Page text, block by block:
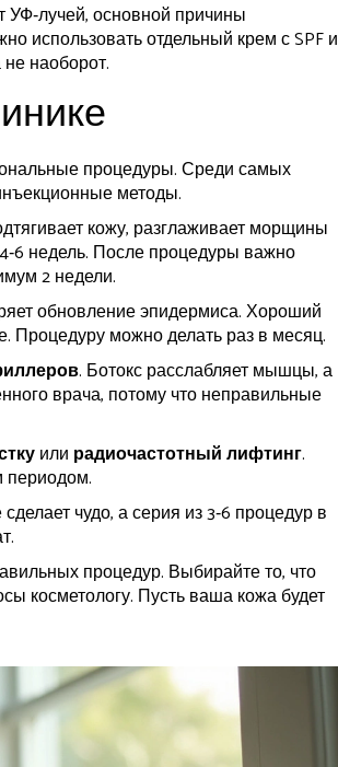
основной причины
использовать отдельный крем с SPF и
наоборот.
процедуры. Среди самых
методы.
кожу, разглаживает морщины
недель. После процедуры важно
2 недели.
обновление эпидермиса. Хороший
Процедуру можно делать раз в месяц.
. Ботокс расслабляет мышцы, а
врача, потому что неправильные
или радиочастотный лифтинг.
периодом.
чудо, а серия из 3‑6 процедур в
процедур. Выбирайте то, что
косметологу. Пусть ваша кожа будет